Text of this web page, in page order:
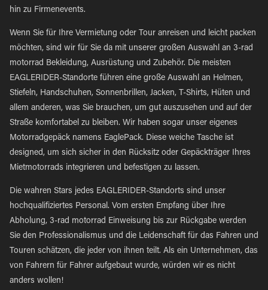
hin zu Firmenevents.
Wenn Sie für Ihre Vermietung oder Tour anreisen und leicht packen
möchten, sind wir für Sie da mit unserer großen Auswahl an 3-rad
motorrad Bekleidung, Ausrüstung und Zubehör. Die meisten
EAGLERIDER-Standorte führen eine große Auswahl an Helmen,
Stiefeln, Handschuhen, Sonnenbrillen, Jacken, T-Shirts, Hüten und
allem anderen, was Sie brauchen, um gut auszusehen und auf der
Straße komfortabel zu bleiben. Wir haben sogar unser eigenes
Motorradgepäck namens EaglePack. Diese weiche Tasche ist
designed, um sich sicher in den Rücksitz oder Gepäckträger Ihres
Mietmotorrads integrieren und befestigen zu lassen.
Die wahren Stars jedes EAGLERIDER-Standorts sind unser
hochqualifiziertes Personal. Vom ersten Empfang über Ihre
Abholung, 3-rad motorrad Einweisung bis zur Rückgabe werden
Sie den Professionalismus und die Leidenschaft für das Fahren und
Touren schätzen, die jeder von ihnen teilt. Als ein Unternehmen, das
von Fahrern für Fahrer aufgebaut wurde, würden wir es nicht
anders wollen!